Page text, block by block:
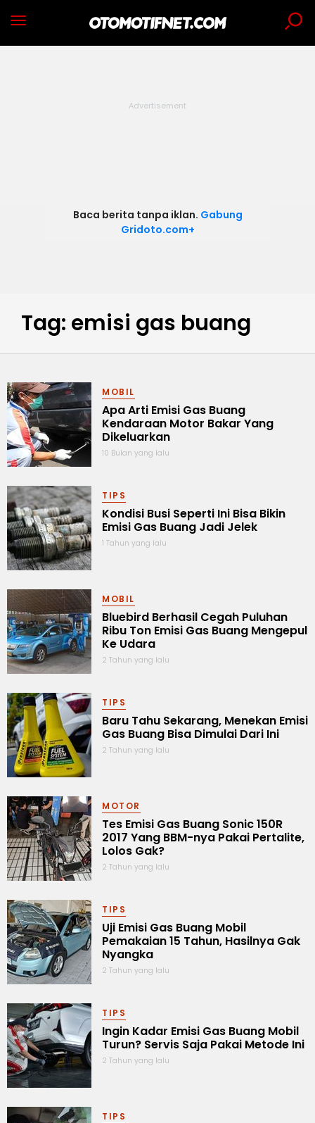
Baca berita tanpa iklan. Gabung
Gridoto.com+
Tag: emisi gas buang
MOBIL
Apa Arti Emisi Gas Buang
Kendaraan Motor Bakar Yang
Dikeluarkan
10 Bulan yang lalu
TIPS
Kondisi Busi Seperti Ini Bisa Bikin
Emisi Gas Buang Jadi Jelek
1 Tahun yang lalu
MOBIL
Bluebird Berhasil Cegah Puluhan
Ribu Ton Emisi Gas Buang Mengepul
Ke Udara
2 Tahun yang lalu
TIPS
Baru Tahu Sekarang, Menekan Emisi
Gas Buang Bisa Dimulai Dari Ini
2 Tahun yang lalu
MOTOR
Tes Emisi Gas Buang Sonic 150R
2017 Yang BBM-nya Pakai Pertalite,
Lolos Gak?
2 Tahun yang lalu
TIPS
Uji Emisi Gas Buang Mobil
Pemakaian 15 Tahun, Hasilnya Gak
Nyangka
2 Tahun yang lalu
TIPS
Ingin Kadar Emisi Gas Buang Mobil
Turun? Servis Saja Pakai Metode Ini
2 Tahun yang lalu
TIPS